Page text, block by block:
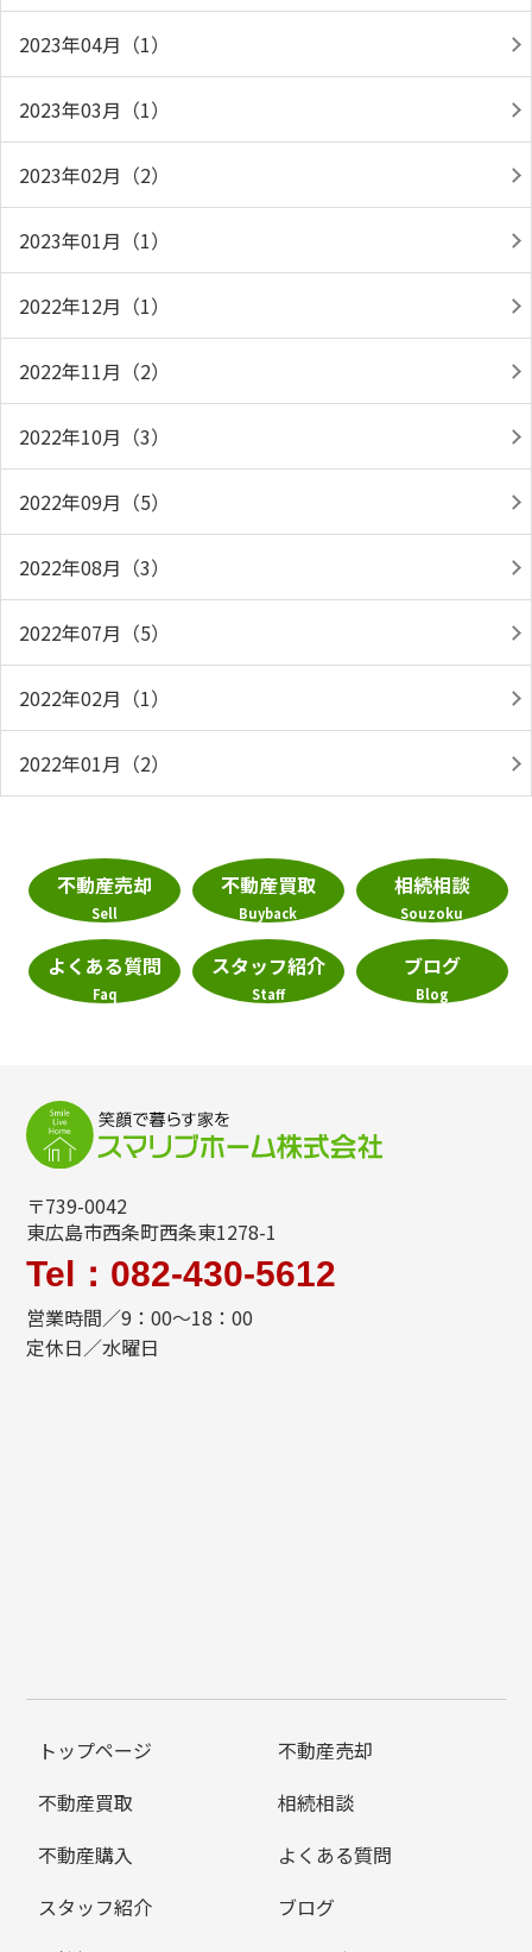
2023年04月（1）
2023年03月（1）
2023年02月（2）
2023年01月（1）
2022年12月（1）
2022年11月（2）
2022年10月（3）
2022年09月（5）
2022年08月（3）
2022年07月（5）
2022年02月（1）
2022年01月（2）
不動産売却
Sell
不動産買取
Buyback
相続相談
Souzoku
よくある質問
Faq
スタッフ紹介
Staff
ブログ
Blog
〒739-0042
東広島市西条町西条東1278-1
Tel：082-430-5612
営業時間／9：00～18：00
定休日／水曜日
トップページ
不動産売却
不動産買取
相続相談
不動産購入
よくある質問
スタッフ紹介
ブログ